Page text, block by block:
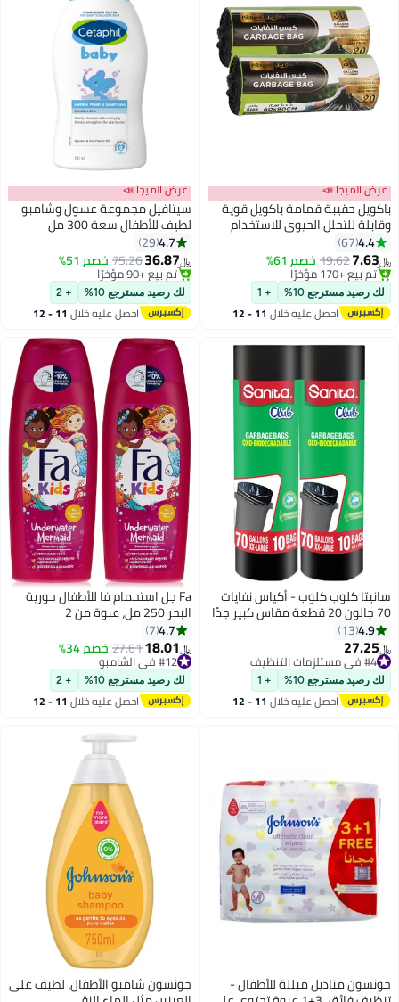
عرض الميجا 📣
باكويل حقيبة قمامة باكويل قوية
وقابلة للتحلل الحيوي للاستخدام
سم عبوة من 2 لفة
4.4
67
﷼‏7.63
19.62خصم 61%
#12 في مستلزمات التنظيف
أقل سعر في 30 يوم
تم بيع +170 مؤخرًا
#12 في مستلزمات التنظيف
لك رصيد مسترجع 10% + 1
احصل عليه خلال 11 - 12
عرض الميجا 📣
سيتافيل مجموعة غسول وشامبو
لطيف للأطفال سعة 300 مل
4.7
29
﷼‏36.87
75.26خصم 51%
#2 في الشامبو
أقل سعر في 30 يوم
تم بيع +90 مؤخرًا
#2 في الشامبو
لك رصيد مسترجع 10% + 2
احصل عليه خلال 11 - 12
سانيتا كلوب كلوب - أكياس نفايات
70 جالون 20 قطعة مقاس كبير جدًا
4.9
13
﷼‏27.25
#4 في مستلزمات التنظيف
تم بيع +140 مؤخرًا
#4 في مستلزمات التنظيف
لك رصيد مسترجع 10% + 1
احصل عليه خلال 11 - 12
Fa جل استحمام فا للأطفال حورية
البحر 250 مل، عبوة من 2
4.7
7
﷼‏18.01
27.61خصم 34% #12 في الشامبو
أقل سعر في 30 يوم
#12 في الشامبو
لك رصيد مسترجع 10% + 2
احصل عليه خلال 11 - 12
جونسون مناديل مبللة للأطفال - جونسون شامبو الأطفال، لطيف على